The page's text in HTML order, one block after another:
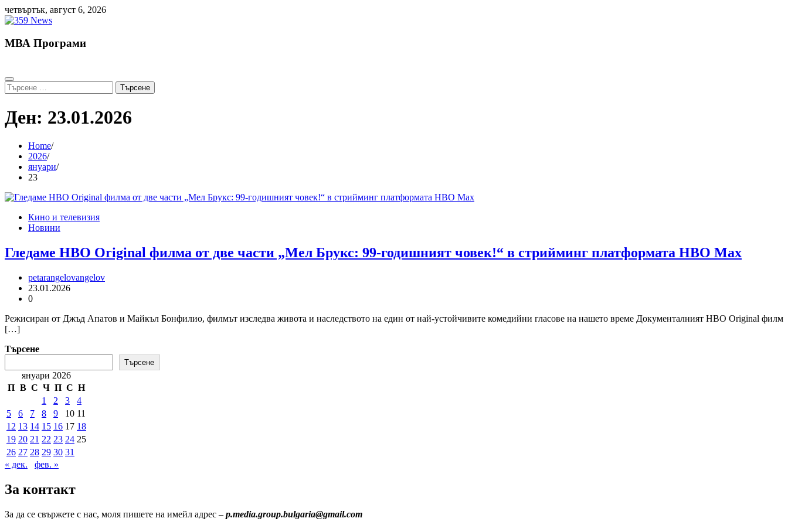
Skip
to
четвъртък, август 6, 2026
МВА Програми
Търсене
за:
Ден: 23.01.2026
Home
2026
януари
23
Кино и телевизия
Новини
Гледаме HBO Original филма от две части „Мел Брукс: 99-годишният човек!“ в стрийминг платформата HBO Max
petarangelovangelov
23.01.2026
0
Режисиран от Джъд Апатов и Майкъл Бонфилио, филмът изследва живота и наследството на един от най-устойчивите комедийни гласове на нашето време Документалният HBO Original филм
[…]
Търсене
Търсене
януари 2026
П В С Ч П С Н
1
2 3
4
5
6 7 8 9 10 11
12 13 14 15 16 17 18
19 20 21 22 23 24 25
26 27 28 29 30 31
« дек.
фев. »
За контакт
За да се свържете с нас, моля пишете на имейл адрес – p.media.group.bulgaria@gmail.com